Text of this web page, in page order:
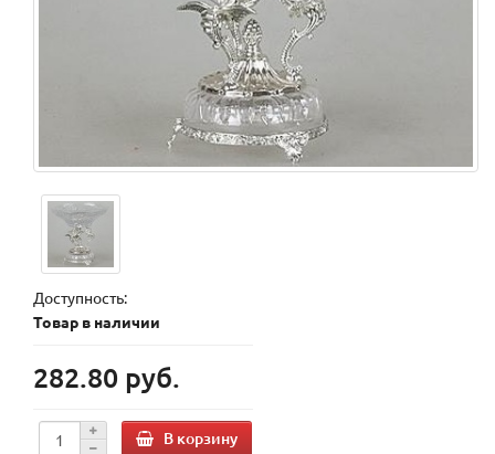
Доступность:
Товар в наличии
282.80 руб.
В корзину